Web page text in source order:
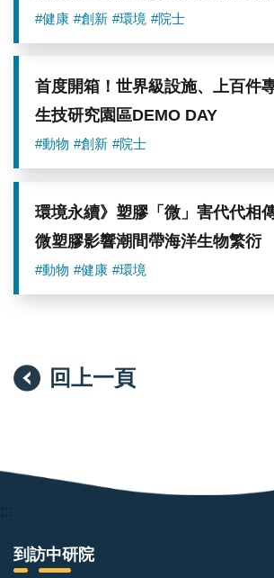
#健康 #創新 #環境 #院士
首度開箱！世界級設施、上百件
生技研究園區DEMO DAY
#動物 #創新 #院士
環境永續》塑膠「微」害代代相
微塑膠影響潮間帶海洋生物繁衍
#動物 #健康 #環境
回上一頁
:::
到訪中研院